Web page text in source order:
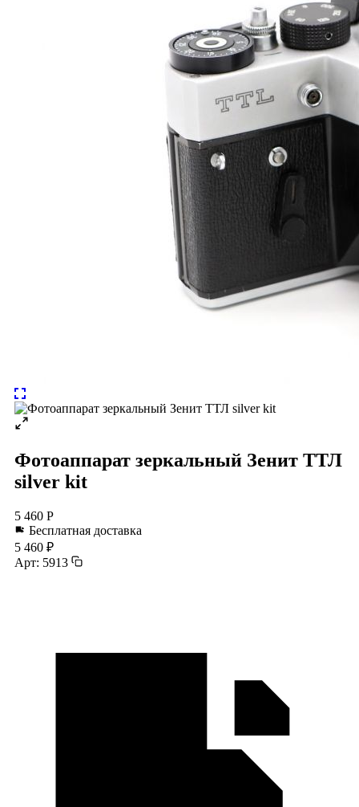
Фотоаппарат зеркальный Зенит ТТЛ
silver kit
5 460 Р
Бесплатная доставка
5 460 ₽
Арт: 5913